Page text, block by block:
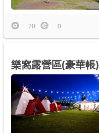
20 0
樂窩露營區(豪華帳)